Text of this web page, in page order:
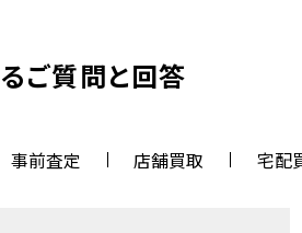
ご質問と回答
事前査定 店舗買取 宅配